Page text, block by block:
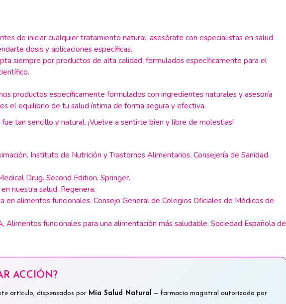
de iniciar cualquier tratamiento natural, asesórate con especialistas en salud
dosis y aplicaciones específicas.
siempre por productos de alta calidad, formulados específicamente para el
productos específicamente formulados con ingredientes naturales y asesoría
el equilibrio de tu salud íntima de forma segura y efectiva.
tan sencillo y natural. ¡Vuelve a sentirte bien y libre de molestias!
Instituto de Nutrición y Trastornos Alimentarios. Consejería de Sanidad.
Drug. Second Edition. Springer.
nuestra salud. Regenera.
en alimentos funcionales. Consejo General de Colegios Oficiales de Médicos de
Alimentos funcionales para una alimentación más saludable. Sociedad Española de
ACCIÓN?
artículo, dispensados por Mía Salud Natural — farmacia magistral autorizada por